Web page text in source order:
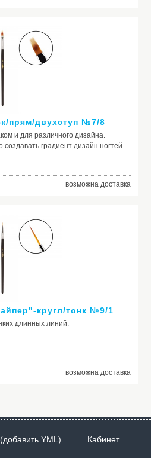
прям/двухступ №7/8
и для различного дизайна.
градиент дизайн ногтей.
возможна доставка
кругл/тонк №9/1
длинных линий.
возможна доставка
YML) Кабинет